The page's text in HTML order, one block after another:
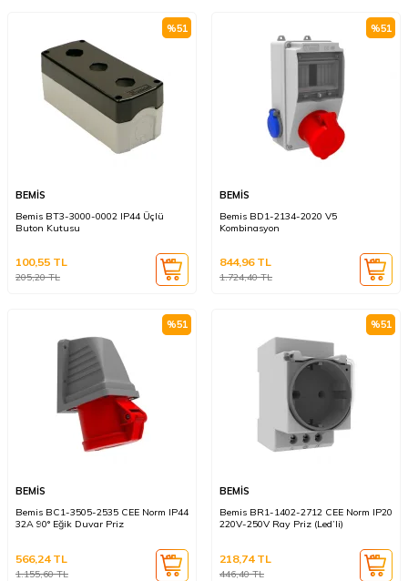
%51
BEMİS
Bemis BT3-3000-0002 IP44 Üçlü
Buton Kutusu
205,20TL
100,55 TL
%51
BEMİS
Bemis BD1-2134-2020 V5
Kombinasyon
1.724,40TL
844,96TL
%51
BEMİS
Bemis BC1-3505-2535 CEE Norm IP44
32A 90° Eğik Duvar Priz
1.155,60TL
566,24TL
%51
BEMİS
Bemis BR1-1402-2712 CEE Norm IP20
220V-250V Ray Priz (Led’li)
446,40TL
218,74TL